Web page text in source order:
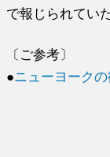
で報じられてい
〔ご参考〕
●ニューヨーク